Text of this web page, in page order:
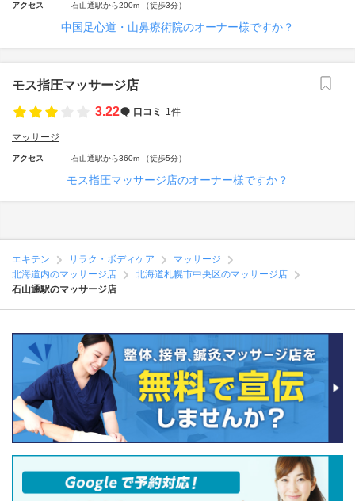
アクセス 石山通駅から200m （徒歩3分）
中国足心道・山鼻療術院のオーナー様ですか？
モス指圧マッサージ店
3.22
口コミ 1件
マッサージ
アクセス 石山通駅から360m （徒歩5分）
モス指圧マッサージ店のオーナー様ですか？
エキテン リラク・ボディケア
マッサージ
北海道内のマッサージ店
北海道札幌市中央区のマッサージ店
石山通駅のマッサージ店